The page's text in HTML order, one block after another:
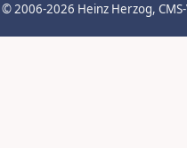
© 2006-2026 Heinz Herzog,